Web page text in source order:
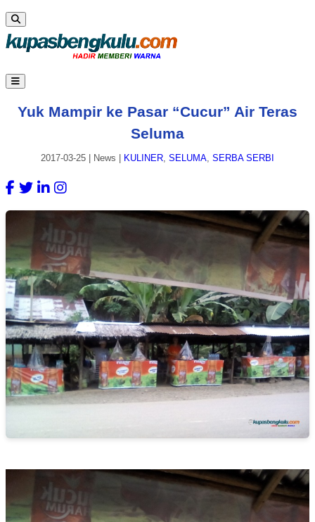
Yuk Mampir ke Pasar “Cucur” Air Teras
Seluma
2017-03-25 News KULINER, SELUMA, SERBA SERBI